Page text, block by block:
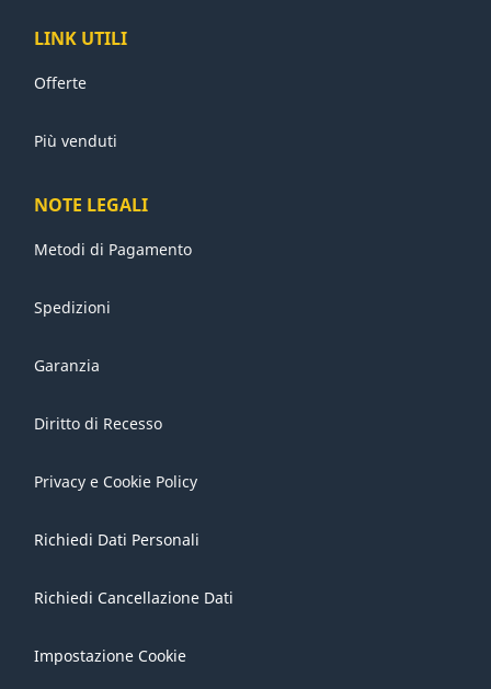
LINK UTILI
Offerte
Più venduti
NOTE LEGALI
Metodi di Pagamento
Spedizioni
Garanzia
Diritto di Recesso
Privacy e Cookie Policy
Richiedi Dati Personali
Richiedi Cancellazione Dati
Impostazione Cookie